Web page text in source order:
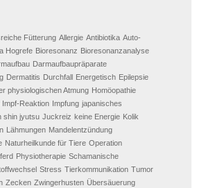
Fütterung Allergie Antibiotika Auto-
Hogrefe Bioresonanz Bioresonanzanalyse
Darmaufbaupräparate
Dermatitis Durchfall Energetisch Epilepsie
physiologischen Atmung Homöopathie
Impf-Reaktion Impfung japanisches
shin jyutsu Juckreiz keine Energie Kolik
Lähmungen Mandelentzündung
Naturheilkunde für Tiere Operation
Physiotherapie Schamanische
Stress Tierkommunikation Tumor
Zecken Zwingerhusten Übersäuerung